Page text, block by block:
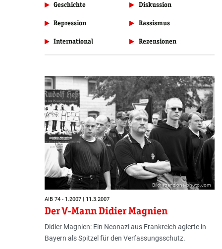
Geschichte Diskussion
Repression Rassismus
International Rezensionen
Bild: attenzione-photo.com
AIB 74 - 1.2007 | 11.3.2007
Der V-Mann Didier Magnien
Didier Magnien: Ein Neonazi aus Frankreich agierte in
Bayern als Spitzel für den Verfassungsschutz.